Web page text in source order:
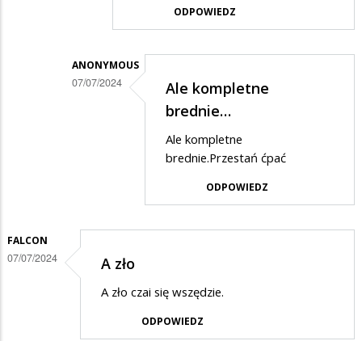
ODPOWIEDZ
ANONYMOUS
07/07/2024
odpowiedzi
Zadzwon
Ale kompletne
brednie…
Ale kompletne
brednie.Przestań ćpać
ODPOWIEDZ
FALCON
07/07/2024 A zło
A zło czai się wszędzie.
ODPOWIEDZ